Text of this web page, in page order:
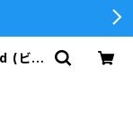
(ビー